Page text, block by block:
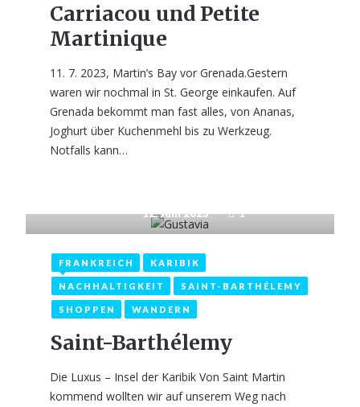
Carriacou und Petite
Martinique
11. 7. 2023, Martin’s Bay vor Grenada.Gestern
waren wir nochmal in St. George einkaufen. Auf
Grenada bekommt man fast alles, von Ananas,
Joghurt über Kuchenmehl bis zu Werkzeug.
Notfalls kann…
12. Juni 2023 1
FRANKREICH KARIBIK
NACHHALTIGKEIT SAINT-BARTHÉLEMY
SHOPPEN WANDERN
Saint-Barthélemy
Die Luxus – Insel der Karibik Von Saint Martin
kommend wollten wir auf unserem Weg nach